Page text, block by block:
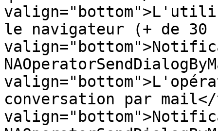
le navigateur (+ de 30
conversation par